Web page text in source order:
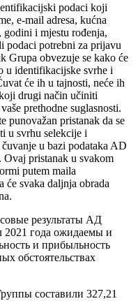
podaci koji
e-mail adresa, kućna
godini i mjestu rođenja,
podaci potrebni za prijavu
Grupa obvezuje se kako će
u identifikacijske svrhe i
će ih u tajnosti, neće ih
drugi način učiniti
prethodne suglasnosti.
punovažan pristanak da se
u svrhu selekcije i
u bazi podataka AD
Ovaj pristanak u svakom
putem maila
će svaka daljnja obrada
результаты АД
2021 года ожидаемы и
и прибыльность
обстоятельствах
составили 327,21